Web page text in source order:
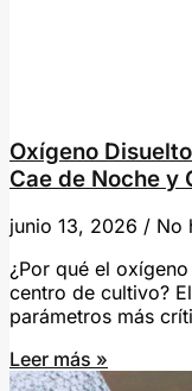
Oxígeno
Cae de Noche y
junio 13, 2026
No
¿Por qué el
centro de cultivo?
parámetros más
Leer más »